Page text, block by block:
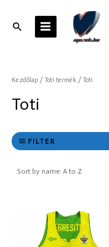
contentSearchMENU
Kezdőlap / Toti termék / Toti
Toti
FILTER